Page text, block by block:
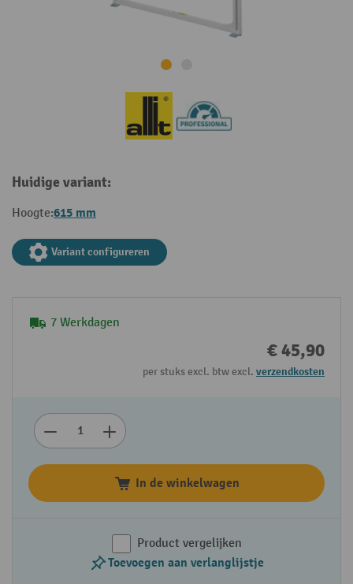
Huidige variant:
Hoogte:615 mm
Variant configureren
7 Werkdagen
€ 45,90
per stuks excl. btw excl. verzendkosten
In de winkelwagen
Product vergelijken
Toevoegen aan verlanglijstje